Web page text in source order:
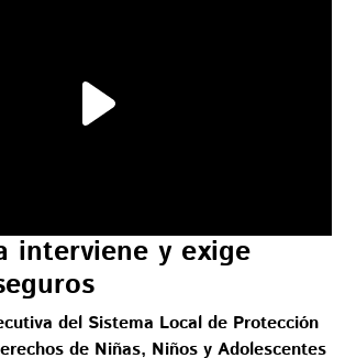
interviene y exige
del Sistema Local de Protección
de Niñas, Niños y Adolescentes